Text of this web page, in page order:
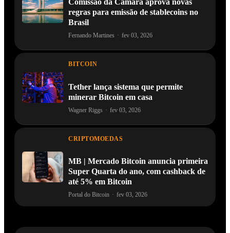
Comissão da Câmara aprova novas
regras para emissão de stablecoins no
Brasil
Fernando Martines · fev 03, 2026
BITCOIN
Tether lança sistema que permite
minerar Bitcoin em casa
Wagner Riggs · fev 03, 2026
CRIPTOMOEDAS
MB | Mercado Bitcoin anuncia primeira
Super Quarta do ano, com cashback de
até 5% em Bitcoin
Portal do Bitcoin · fev 03, 2026